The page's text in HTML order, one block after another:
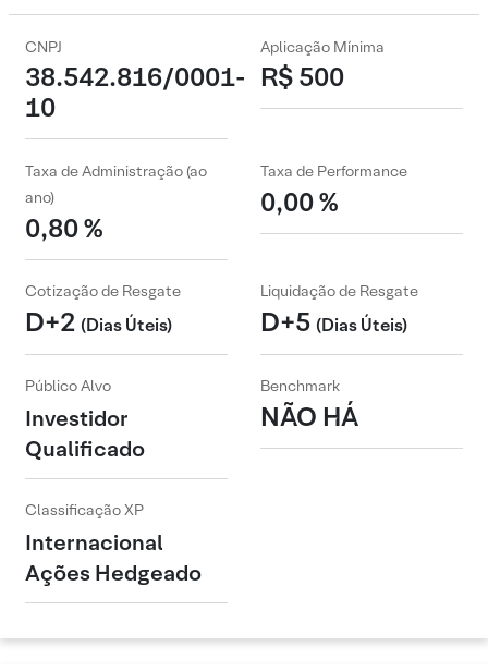
CNPJ
38.542.816/0001-
10
Aplicação Mínima
R$ 500
Taxa de Administração (ao
ano)
0,80 %
Taxa de Performance
0,00 %
Cotização de Resgate
D+2 (Dias Úteis)
Liquidação de Resgate
D+5 (Dias Úteis)
Público Alvo
Investidor
Qualificado
Benchmark
NÃO HÁ
Classificação XP
Internacional
Ações Hedgeado